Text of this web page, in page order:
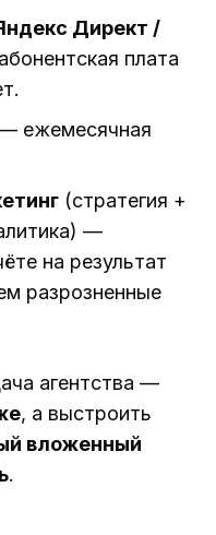
Директ /
плата
ежемесячная
(стратегия +
—
на результат
разрозненные
агентства —
, а выстроить
вложенный
.